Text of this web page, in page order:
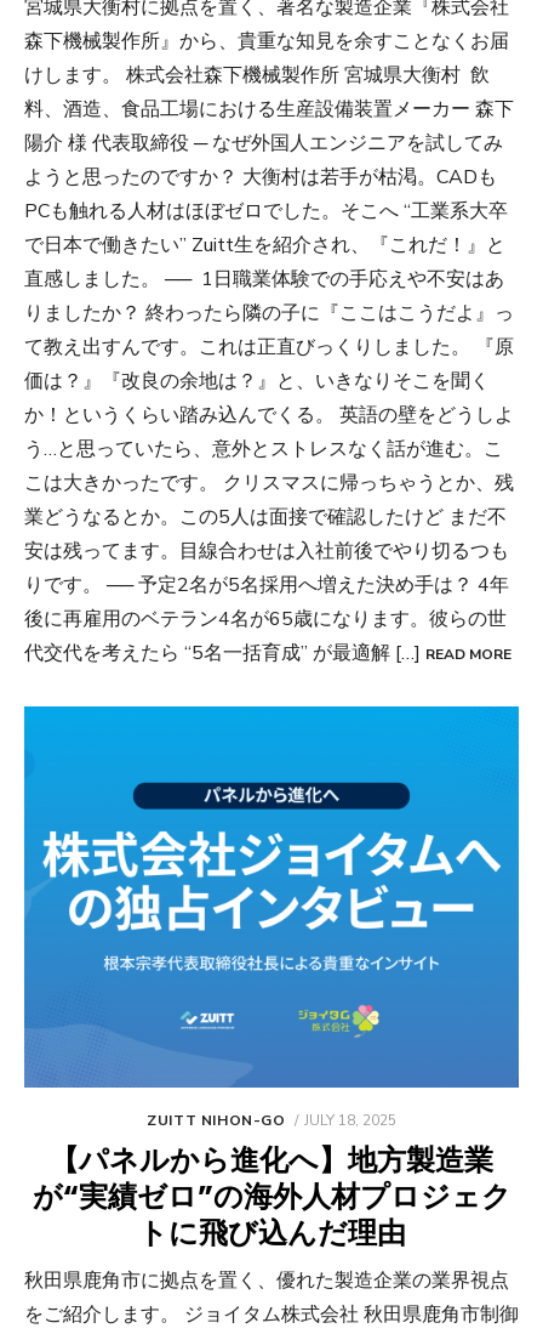
宮城県大衡村に拠点を置く、著名な製造企業『株式会社
森下機械製作所』から、貴重な知見を余すことなくお届
けします。 株式会社森下機械製作所 宮城県大衡村 飲
料、酒造、食品工場における生産設備装置メーカー 森下
陽介 様 代表取締役 ─ なぜ外国人エンジニアを試してみ
ようと思ったのですか？ 大衡村は若手が枯渇。CADも
PCも触れる人材はほぼゼロでした。そこへ “工業系大卒
で日本で働きたい” Zuitt生を紹介され、『これだ！』と
直感しました。 ── 1日職業体験での手応えや不安はあ
りましたか？ 終わったら隣の子に『ここはこうだよ』っ
て教え出すんです。これは正直びっくりしました。 『原
価は？』『改良の余地は？』と、いきなりそこを聞く
か！というくらい踏み込んでくる。 英語の壁をどうしよ
う…と思っていたら、意外とストレスなく話が進む。こ
こは大きかったです。 クリスマスに帰っちゃうとか、残
業どうなるとか。この5人は面接で確認したけど まだ不
安は残ってます。目線合わせは入社前後でやり切るつも
りです。 ── 予定2名が5名採用へ増えた決め手は？ 4年
後に再雇用のベテラン4名が65歳になります。彼らの世
代交代を考えたら “5名一括育成” が最適解 […] READ MORE
ZUITT NIHON-GO
POSTED
JULY 18, 2025
【パネルから進化へ】地方製造業
が“実績ゼロ”の海外人材プロジェク
トに飛び込んだ理由
秋田県鹿角市に拠点を置く、優れた製造企業の業界視点
をご紹介します。 ジョイタム株式会社 秋田県鹿角市制御